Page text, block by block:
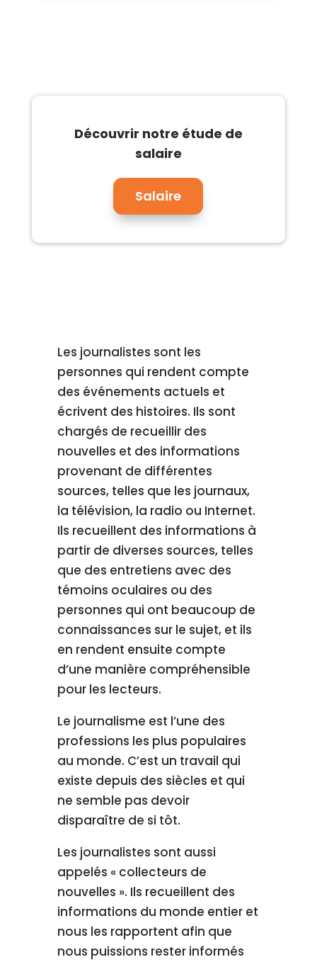
Découvrir notre étude de
salaire
Salaire
Les journalistes sont les
personnes qui rendent compte
des événements actuels et
écrivent des histoires. Ils sont
chargés de recueillir des
nouvelles et des informations
provenant de différentes
sources, telles que les journaux,
la télévision, la radio ou Internet.
Ils recueillent des informations à
partir de diverses sources, telles
que des entretiens avec des
témoins oculaires ou des
personnes qui ont beaucoup de
connaissances sur le sujet, et ils
en rendent ensuite compte
d’une manière compréhensible
pour les lecteurs.
Le journalisme est l’une des
professions les plus populaires
au monde. C’est un travail qui
existe depuis des siècles et qui
ne semble pas devoir
disparaître de si tôt.
Les journalistes sont aussi
appelés « collecteurs de
nouvelles ». Ils recueillent des
informations du monde entier et
nous les rapportent afin que
nous puissions rester informés